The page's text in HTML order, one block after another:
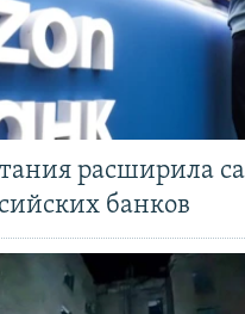
расширила
банков